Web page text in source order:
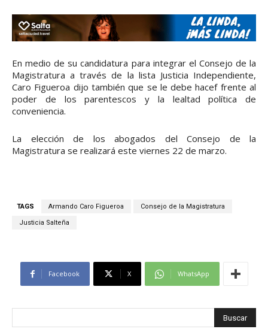
En medio de su candidatura para integrar el Consejo de la
Magistratura a través de la lista Justicia Independiente,
Caro Figueroa dijo también que se le debe hacef frente al
poder de los parentescos y la lealtad política de
conveniencia.
La elección de los abogados del Consejo de la
Magistratura se realizará este viernes 22 de marzo.
TAGS Armando Caro Figueroa Consejo de la Magistratura
Justicia Salteña
Facebook X WhatsApp